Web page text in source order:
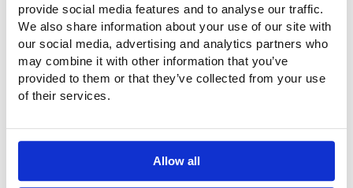
provide social media features and to analyse our traffic.
We also share information about your use of our site with
our social media, advertising and analytics partners who
may combine it with other information that you’ve
provided to them or that they’ve collected from your use
of their services.
Allow all